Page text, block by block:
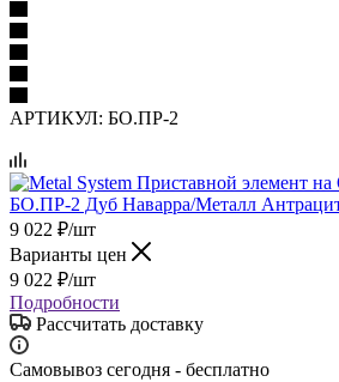
АРТИКУЛ: БО.ПР-2
9 022 ₽/шт
Варианты цен
9 022 ₽/шт
Подробности
Рассчитать доставку
Самовывоз сегодня - бесплатно